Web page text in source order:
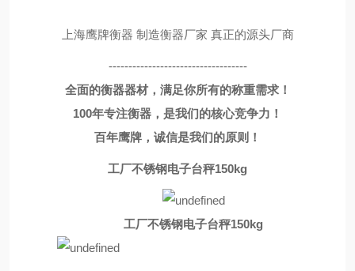
上海鹰牌衡器 制造衡器厂家 真正的源头厂商
-----------------------------------
全面的衡器器材，满足你所有的称重需求！
100年专注衡器，是我们的核心竞争力！
百年鹰牌，诚信是我们的原则！
工厂不锈钢电子台秤150kg
工厂不锈钢电子台秤150kg